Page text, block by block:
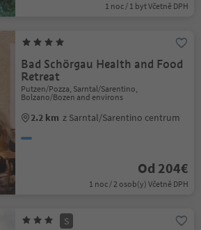
1 noc / 1 byt Včetně DPH
Bad Schörgau Health and Food
Retreat
Putzen/Pozza, Sarntal/Sarentino,
Bolzano/Bozen and environs
2.2 km z Sarntal/Sarentino centrum
Od 204€
1 noc / 2 osob(y) Včetně DPH
S